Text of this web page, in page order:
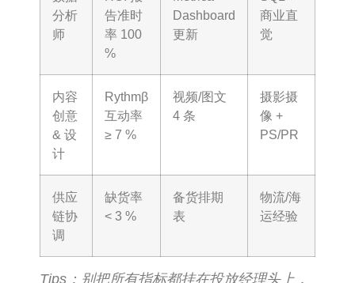
分析
师
告准时
率 100
%
Dashboard
更新
商业直
觉
内容
创意
& 设
计
Rythmβ
互动率
≥ 7 %
视频/图文
4 条
摄影摄
像 +
PS/PR
供应
链协
调
缺货率
< 3 %
备货排期
表
物流/海
运经验
Tips：别把所有指标都挂在投放经理头上，